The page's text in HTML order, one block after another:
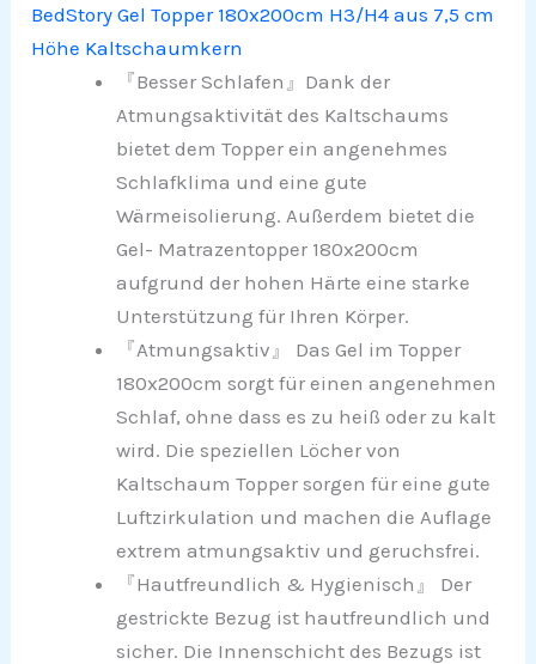
BedStory Gel Topper 180x200cm H3/H4 aus 7,5 cm
Höhe Kaltschaumkern
『Besser Schlafen』Dank der
Atmungsaktivität des Kaltschaums
bietet dem Topper ein angenehmes
Schlafklima und eine gute
Wärmeisolierung. Außerdem bietet die
Gel- Matrazentopper 180x200cm
aufgrund der hohen Härte eine starke
Unterstützung für Ihren Körper.
『Atmungsaktiv』 Das Gel im Topper
180x200cm sorgt für einen angenehmen
Schlaf, ohne dass es zu heiß oder zu kalt
wird. Die speziellen Löcher von
Kaltschaum Topper sorgen für eine gute
Luftzirkulation und machen die Auflage
extrem atmungsaktiv und geruchsfrei.
『Hautfreundlich & Hygienisch』 Der
gestrickte Bezug ist hautfreundlich und
sicher. Die Innenschicht des Bezugs ist